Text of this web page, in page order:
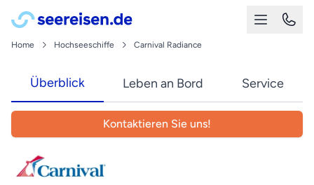
Home Hochseeschiffe Carnival Radiance
Überblick Leben an Bord Service
Kontaktieren Sie uns!